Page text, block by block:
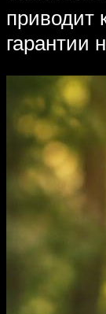
приводит
гарантии